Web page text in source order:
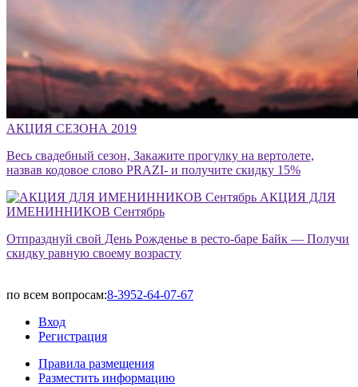
АКЦИЯ СЕЗОНА 2019
Весь свадебный сезон, Закажите прогулку на вертолете,
назвав кодовое слово PRAZI- и получите скидку 15%
АКЦИЯ ДЛЯ
ИМЕНИННИКОВ Сентябрь
Отпразднуй свой День Рожденье в ресто-баре Байк — Получи
скидку равную своему возрасту
по всем вопросам:8-3952-64-07-67
Вход
Регистрация
Правила размещения
Разместить информацию